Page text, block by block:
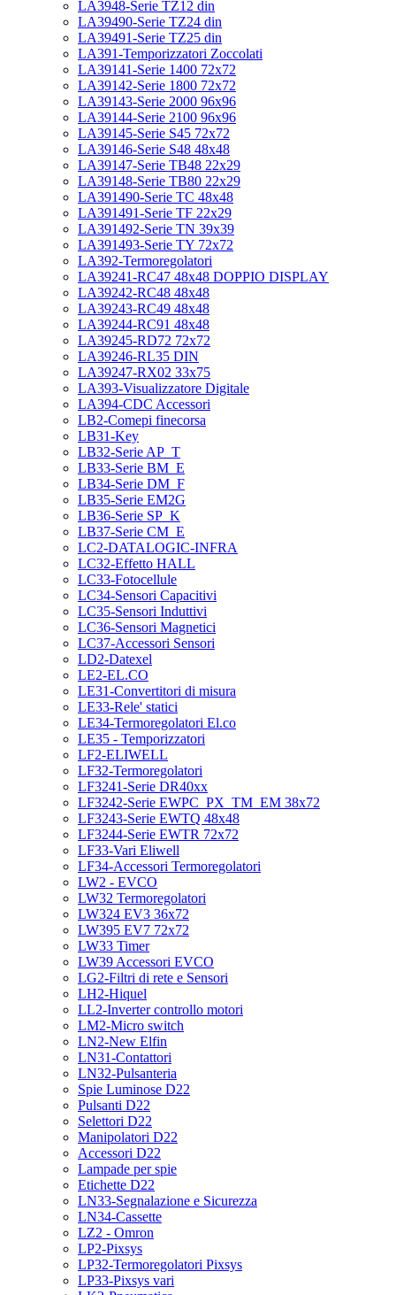
LA3948-Serie TZ12 din
LA39490-Serie TZ24 din
LA39491-Serie TZ25 din
LA391-Temporizzatori Zoccolati
LA39141-Serie 1400 72x72
LA39142-Serie 1800 72x72
LA39143-Serie 2000 96x96
LA39144-Serie 2100 96x96
LA39145-Serie S45 72x72
LA39146-Serie S48 48x48
LA39147-Serie TB48 22x29
LA39148-Serie TB80 22x29
LA391490-Serie TC 48x48
LA391491-Serie TF 22x29
LA391492-Serie TN 39x39
LA391493-Serie TY 72x72
LA392-Termoregolatori
LA39241-RC47 48x48 DOPPIO DISPLAY
LA39242-RC48 48x48
LA39243-RC49 48x48
LA39244-RC91 48x48
LA39245-RD72 72x72
LA39246-RL35 DIN
LA39247-RX02 33x75
LA393-Visualizzatore Digitale
LA394-CDC Accessori
LB2-Comepi finecorsa
LB31-Key
LB32-Serie AP_T
LB33-Serie BM_E
LB34-Serie DM_F
LB35-Serie EM2G
LB36-Serie SP_K
LB37-Serie CM_E
LC2-DATALOGIC-INFRA
LC32-Effetto HALL
LC33-Fotocellule
LC34-Sensori Capacitivi
LC35-Sensori Induttivi
LC36-Sensori Magnetici
LC37-Accessori Sensori
LD2-Datexel
LE2-EL.CO
LE31-Convertitori di misura
LE33-Rele' statici
LE34-Termoregolatori El.co
LE35 - Temporizzatori
LF2-ELIWELL
LF32-Termoregolatori
LF3241-Serie DR40xx
LF3242-Serie EWPC_PX_TM_EM 38x72
LF3243-Serie EWTQ 48x48
LF3244-Serie EWTR 72x72
LF33-Vari Eliwell
LF34-Accessori Termoregolatori
LW2 - EVCO
LW32 Termoregolatori
LW324 EV3 36x72
LW395 EV7 72x72
LW33 Timer
LW39 Accessori EVCO
LG2-Filtri di rete e Sensori
LH2-Hiquel
LL2-Inverter controllo motori
LM2-Micro switch
LN2-New Elfin
LN31-Contattori
LN32-Pulsanteria
Spie Luminose D22
Pulsanti D22
Selettori D22
Manipolatori D22
Accessori D22
Lampade per spie
Etichette D22
LN33-Segnalazione e Sicurezza
LN34-Cassette
LZ2 - Omron
LP2-Pixsys
LP32-Termoregolatori Pixsys
LP33-Pixsys vari